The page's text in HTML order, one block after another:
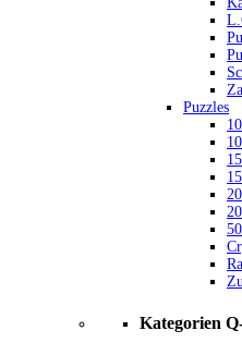
Puzzles
Kategorien